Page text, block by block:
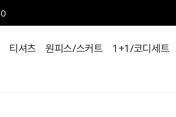
티셔츠 원피스/스커트 1+1/코디세트